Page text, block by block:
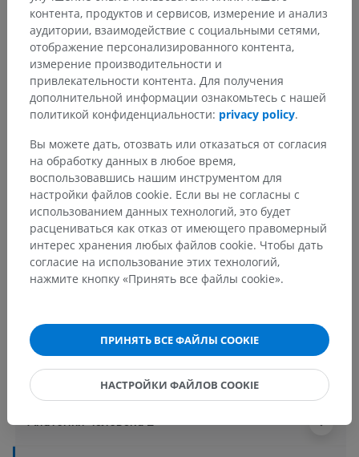
Анатомическая иерархия
контента, продуктов и сервисов, измерение и анализ
аудитории, взаимодействие с социальными сетями,
отображение персонализированного контента,
измерение производительности и
привлекательности контента. Для получения
дополнительной информации ознакомьтесь с нашей
политикой конфиденциальности: privacy policy.
Вы можете дать, отозвать или отказаться от согласия
на обработку данных в любое время,
воспользовавшись нашим инструментом для
настройки файлов cookie. Если вы не согласны с
использованием данных технологий, это будет
расцениваться как отказ от имеющего правомерный
интерес хранения любых файлов cookie. Чтобы дать
согласие на использование этих технологий,
нажмите кнопку «Принять все файлы cookie».
ПРИНЯТЬ ВСЕ ФАЙЛЫ COOKIE
НАСТРОЙКИ ФАЙЛОВ COOKIE